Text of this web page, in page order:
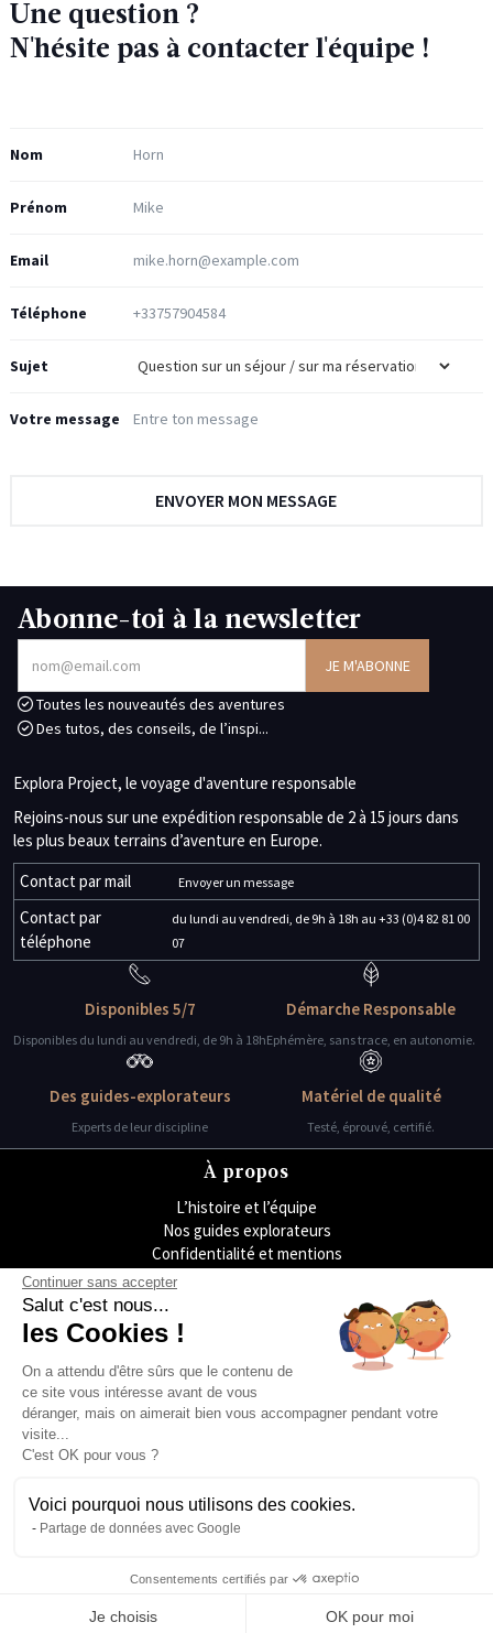
Une question ?
N'hésite pas à contacter l'équipe !
Nom
Prénom
Email
Téléphone
Sujet
Votre message
Abonne-toi à la newsletter
Toutes les nouveautés des aventures
Des tutos, des conseils, de l’inspi...
Explora Project, le voyage d'aventure responsable
Rejoins-nous sur une expédition responsable de 2 à 15 jours dans
les plus beaux terrains d’aventure en Europe.
Contact par mail
Envoyer un message
Contact par
téléphone
du lundi au vendredi, de 9h à 18h au +33 (0)4 82 81 00
07
Disponibles 5/7
Disponibles du lundi au vendredi, de 9h à 18h
Des guides-explorateurs
Experts de leur discipline
Démarche Responsable
Ephémère, sans trace, en autonomie.
Matériel de qualité
Testé, éprouvé, certifié.
À propos
L’histoire et l’équipe
Nos guides explorateurs
Confidentialité et mentions
Conditions générales de vente
Conditions générales d'utilisation
Avis Explora Project
Séminaires
Rejoins-nous
Agence
Blog
Podcasts
Conseils & préparation
Engagement Responsable
Continuer sans accepter
Salut c'est nous...
les Cookies !
On a attendu d'être sûrs que le contenu de
ce site vous intéresse avant de vous
déranger, mais on aimerait bien vous accompagner pendant votre
visite...
C'est OK pour vous ?
Voici pourquoi nous utilisons des cookies.
Partage de données avec Google
Consentements certifiés par
Je choisis OK pour moi